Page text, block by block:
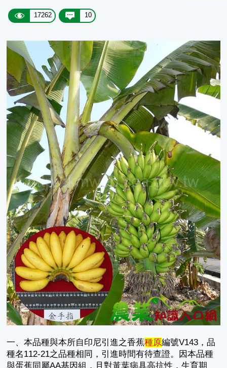
17262 10
一、本品種與本所自印尼引進之香蕉種原編號V143，品
種名112-21之品種相同，引進時間有待查證。因本品種
與蛋蕉同屬AA基因組，且對黃葉病具高抗性，生育期